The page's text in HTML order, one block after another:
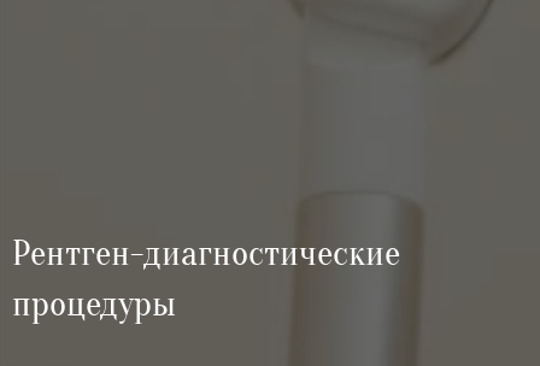
Рентген-диагностические
процедуры